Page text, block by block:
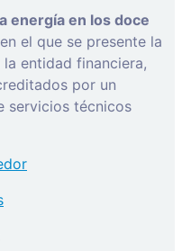
energía en los doce
el que se presente la
entidad financiera,
por un
servicios técnicos